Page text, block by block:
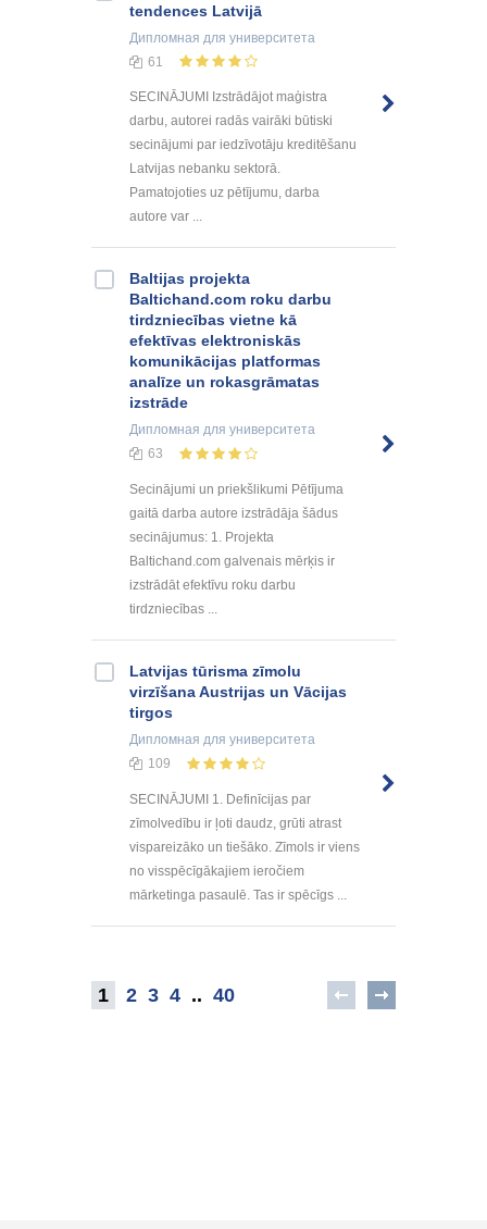
tendences Latvijā
Дипломная для университета
61
SECINĀJUMI Izstrādājot maģistra
darbu, autorei radās vairāki būtiski
secinājumi par iedzīvotāju kreditēšanu
Latvijas nebanku sektorā.
Pamatojoties uz pētījumu, darba
autore var ...
Baltijas projekta
Baltichand.com roku darbu
tirdzniecības vietne kā
efektīvas elektroniskās
komunikācijas platformas
analīze un rokasgrāmatas
izstrāde
Дипломная для университета
63
Secinājumi un priekšlikumi Pētījuma
gaitā darba autore izstrādāja šādus
secinājumus: 1. Projekta
Baltichand.com galvenais mērķis ir
izstrādāt efektīvu roku darbu
tirdzniecības ...
Latvijas tūrisma zīmolu
virzīšana Austrijas un Vācijas
tirgos
Дипломная для университета
109
SECINĀJUMI 1. Definīcijas par
zīmolvedību ir ļoti daudz, grūti atrast
vispareizāko un tiešāko. Zīmols ir viens
no visspēcīgākajiem ieročiem
mārketinga pasaulē. Tas ir spēcīgs ...
1 2 3 4 .. 40